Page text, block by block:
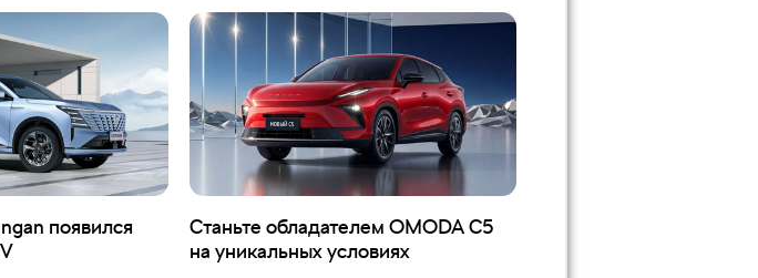
появился
Станьте обладателем OMODA C5
на уникальных условиях
сиденьях.
заботится о самом главном – безопасности и
ŠKODA предлагает целую линейку
европейским стандартам безопасности (ECE) и прошли
и проверку на пожарную безопасность.
предназначена для новорожденных и младенцев весом до